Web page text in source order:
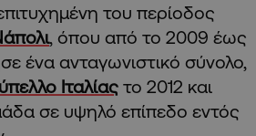
του περίοδος
, όπου από το 2009 έως
ένα ανταγωνιστικό σύνολο,
Ιταλίας το 2012 και
σε υψηλό επίπεδο εντός